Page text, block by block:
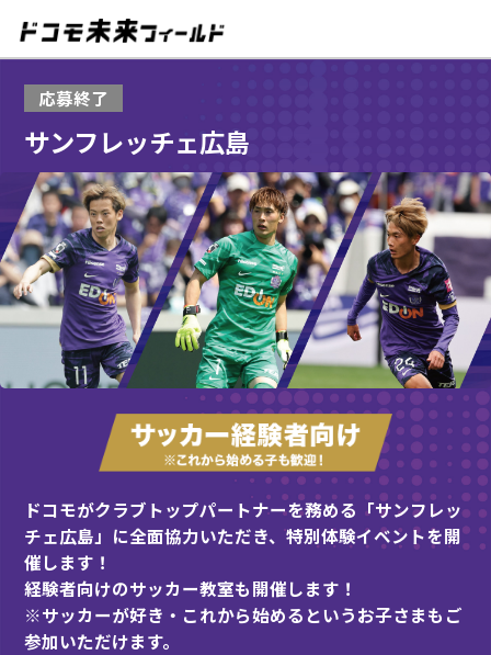
応募終了
サンフレッチェ広島
ドコモがクラブトップパートナーを務める「サンフレッ
チェ広島」に全面協力いただき、特別体験イベントを開
催します！
経験者向けのサッカー教室も開催します！
※サッカーが好き・これから始めるというお子さまもご
参加いただけます。